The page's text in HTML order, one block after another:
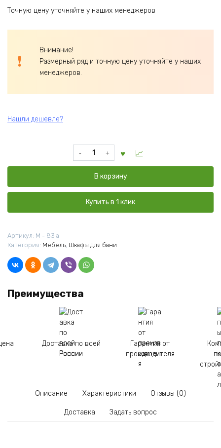
Точную цену уточняйте у наших менеджеров
Внимание!
Размерный ряд и точную цену уточняйте у наших
менеджеров.
Нашли дешевле?
Количество
товара
Настенный
Угловой720*500*600
Лакированный
В корзину
Купить в 1 клик
Артикул: М - 83 а
Категория: Мебель Шкафы для бани
Преимущества
Доставка по всей
России
Гарантия от
производителя
Описание Характеристики Отзывы (0)
Доставка Задать вопрос